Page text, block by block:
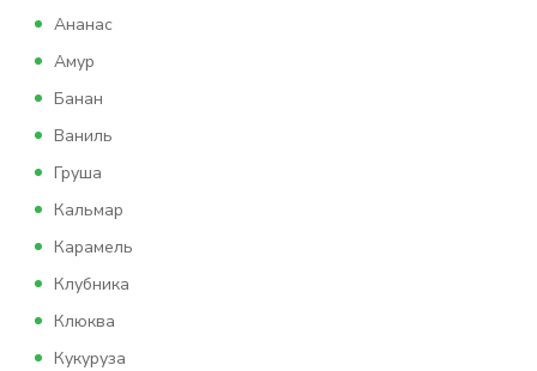
Ананас
Амур
Банан
Ваниль
Груша
Кальмар
Карамель
Клубника
Клюква
Кукуруза